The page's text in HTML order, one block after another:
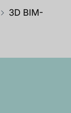
3D BIM-